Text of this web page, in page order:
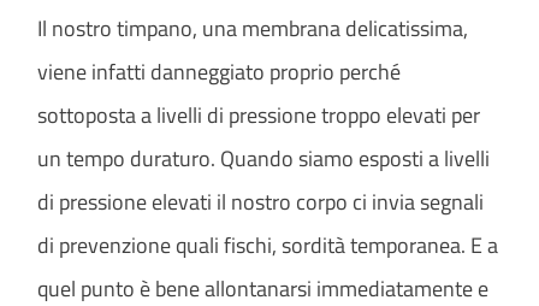
Il nostro timpano, una membrana delicatissima,
viene infatti danneggiato proprio perché
sottoposta a livelli di pressione troppo elevati per
un tempo duraturo. Quando siamo esposti a livelli
di pressione elevati il nostro corpo ci invia segnali
di prevenzione quali fischi, sordità temporanea. E a
quel punto è bene allontanarsi immediatamente e